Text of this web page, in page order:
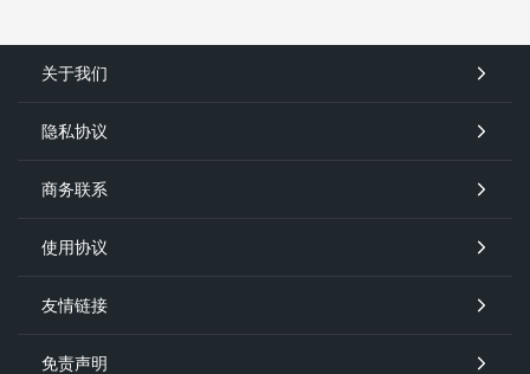
关于我们
隐私协议
商务联系
使用协议
友情链接
免责声明